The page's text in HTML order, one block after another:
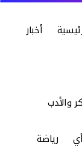
أخبار
والأدب
رياضة